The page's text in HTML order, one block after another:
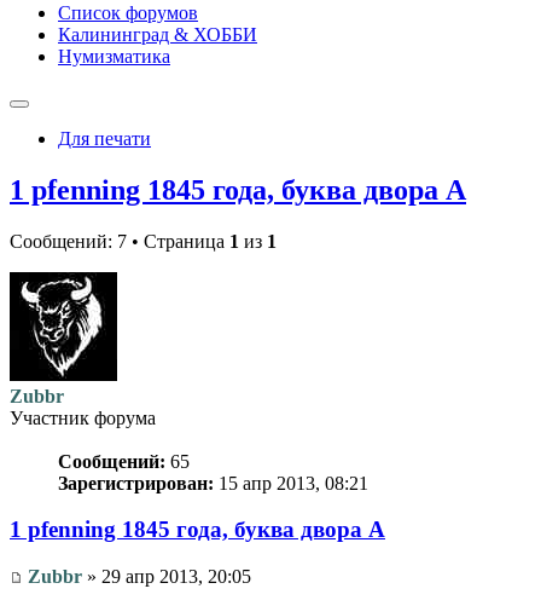
Список форумов
Калининград & ХОББИ
Нумизматика
Для печати
1 pfenning 1845 года, буква двора A
Сообщений: 7 • Страница 1 из 1
Zubbr
Участник форума
Сообщений: 65
Зарегистрирован: 15 апр 2013, 08:21
1 pfenning 1845 года, буква двора A
Zubbr » 29 апр 2013, 20:05